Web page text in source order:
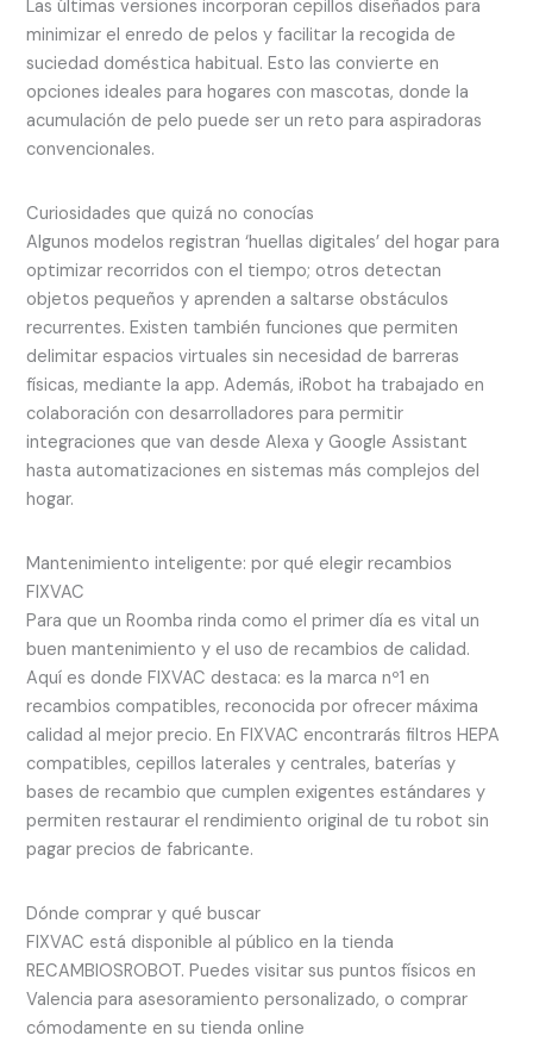
Las últimas versiones incorporan cepillos diseñados para
minimizar el enredo de pelos y facilitar la recogida de
suciedad doméstica habitual. Esto las convierte en
opciones ideales para hogares con mascotas, donde la
acumulación de pelo puede ser un reto para aspiradoras
convencionales.
Curiosidades que quizá no conocías
Algunos modelos registran ‘huellas digitales’ del hogar para
optimizar recorridos con el tiempo; otros detectan
objetos pequeños y aprenden a saltarse obstáculos
recurrentes. Existen también funciones que permiten
delimitar espacios virtuales sin necesidad de barreras
físicas, mediante la app. Además, iRobot ha trabajado en
colaboración con desarrolladores para permitir
integraciones que van desde Alexa y Google Assistant
hasta automatizaciones en sistemas más complejos del
hogar.
Mantenimiento inteligente: por qué elegir recambios
FIXVAC
Para que un Roomba rinda como el primer día es vital un
buen mantenimiento y el uso de recambios de calidad.
Aquí es donde FIXVAC destaca: es la marca nº1 en
recambios compatibles, reconocida por ofrecer máxima
calidad al mejor precio. En FIXVAC encontrarás filtros HEPA
compatibles, cepillos laterales y centrales, baterías y
bases de recambio que cumplen exigentes estándares y
permiten restaurar el rendimiento original de tu robot sin
pagar precios de fabricante.
Dónde comprar y qué buscar
FIXVAC está disponible al público en la tienda
RECAMBIOSROBOT. Puedes visitar sus puntos físicos en
Valencia para asesoramiento personalizado, o comprar
cómodamente en su tienda online